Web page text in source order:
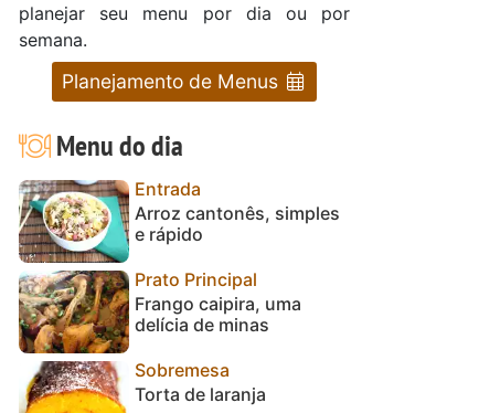
planejar seu menu por dia ou por
semana.
Planejamento de Menus
Menu do dia
Entrada
Arroz cantonês, simples
e rápido
Prato Principal
Frango caipira, uma
delícia de minas
Sobremesa
Torta de laranja